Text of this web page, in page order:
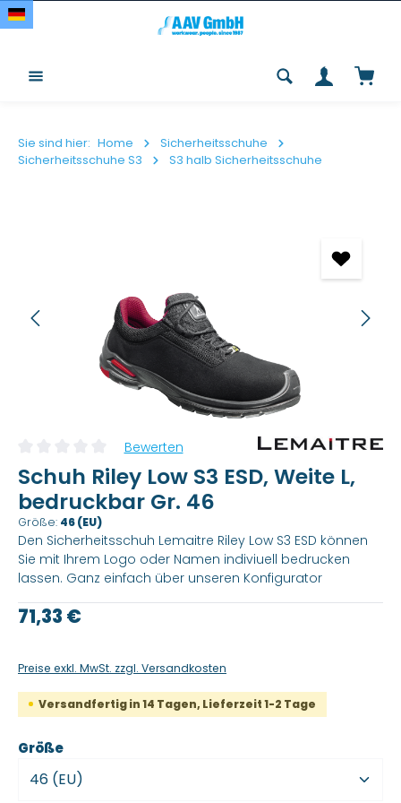
Zum Hauptinhalt springen
Sie sind hier: Home
Sicherheitsschuhe
Sicherheitsschuhe S3
S3 halb Sicherheitsschuhe
Durchschnittliche Bewertung von 0 von 5 Sternen
Bewerten
Schuh Riley Low S3 ESD, Weite L,
bedruckbar Gr. 46
Größe: 46 (EU)
Den Sicherheitsschuh Lemaitre Riley Low S3 ESD können
Sie mit Ihrem Logo oder Namen indiviuell bedrucken
lassen. Ganz einfach über unseren Konfigurator
Regulärer Preis:
71,33 €
Preise exkl. MwSt. zzgl. Versandkosten
Versandfertig in 14 Tagen, Lieferzeit 1-2 Tage
Größeauswählen